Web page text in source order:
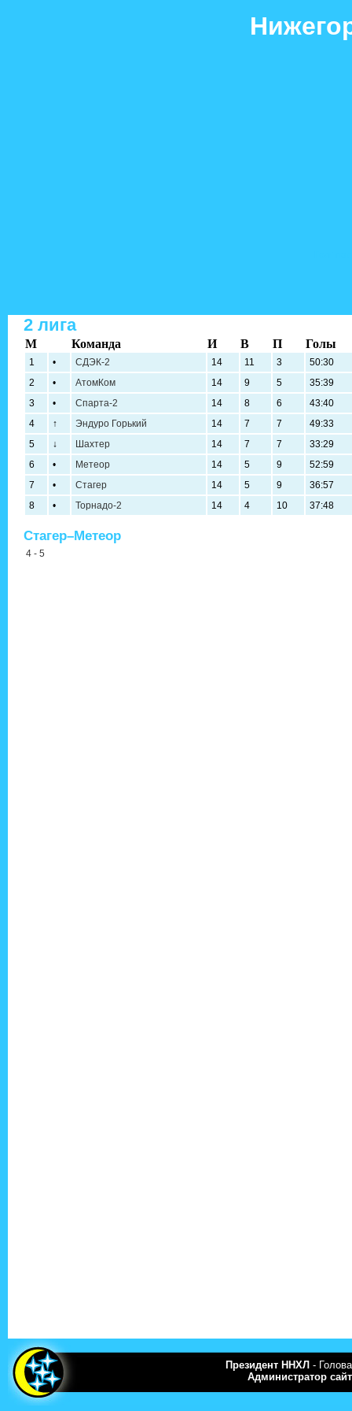
2 лига
M Команда И В П Голы
1 • СДЭК-2 14 11 3
50:30
2
• АтомКом 14 9 5
35:39
3
• Спарта-2 14 8 6
43:40
4
↑ Эндуро Горький 14 7 7
49:33
5
↓ Шахтер 14 7 7
33:29
6
• Метеор 14 5 9
52:59
7
• Стагер 14 5 9
36:57
8
• Торнадо-2 14 4 10 37:48
Стагер–Метеор
4 - 5
Президент ННХЛ -
Администратор